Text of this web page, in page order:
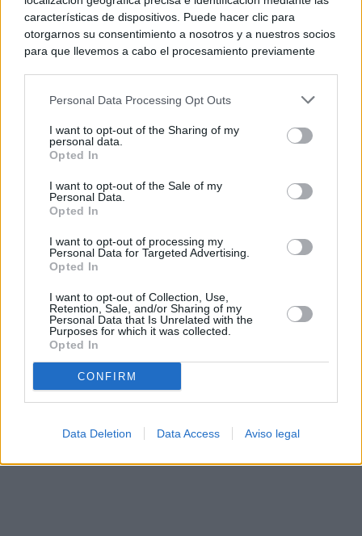
características de dispositivos. Puede hacer clic para
otorgarnos su consentimiento a nosotros y a nuestros socios
para que llevemos a cabo el procesamiento previamente
negar su consentimiento. Tenga en cuenta que algún
de su consentimiento, pero usted tiene el derecho de
rechazar tal procesamiento. Sus preferencias se aplicarán
cualquier momento entrando de nuevo en este sitio web o
visitando nuestra política de privacidad.
Personal Data Processing Opt Outs
I want to opt-out of the Sharing of my
personal data.
Opted In
I want to opt-out of the Sale of my
Personal Data.
Opted In
I want to opt-out of processing my
Personal Data for Targeted Advertising.
Opted In
I want to opt-out of Collection, Use,
Retention, Sale, and/or Sharing of my
Personal Data that Is Unrelated with the
Purposes for which it was collected.
Opted In
CONFIRM
Data Deletion Data Access Aviso legal